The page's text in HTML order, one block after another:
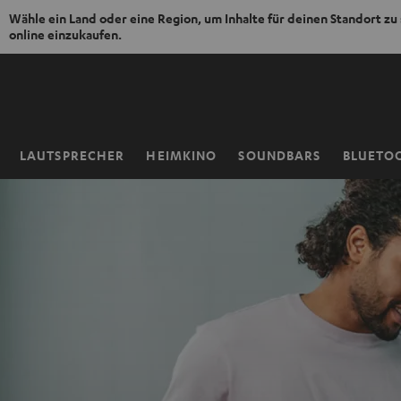
Wähle ein Land oder eine Region, um Inhalte für deinen Standort zu
online einzukaufen.
ZUM
LAUTSPRECHER HEIMKINO SOUNDBARS
Startseite